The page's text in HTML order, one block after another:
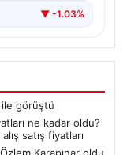
▼ -1.03%
ile görüştü
ne kadar oldu?
satış fiyatları
Karapınar oldu